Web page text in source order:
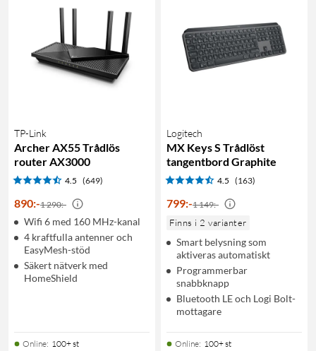
TP-Link
Archer AX55 Trådlös
router AX3000
4.5 (649)
890:-1 290:-
Wifi 6 med 160 MHz-kanal
4 kraftfulla antenner och
EasyMesh-stöd
Säkert nätverk med
HomeShield
Online: 100+ st
Logitech
MX Keys S Trådlöst
tangentbord Graphite
4.5 (163)
799:-1 149:-
Finns i 2 varianter
Smart belysning som
aktiveras automatiskt
Programmerbar
snabbknapp
Bluetooth LE och Logi Bolt-
mottagare
Online: 100+ st